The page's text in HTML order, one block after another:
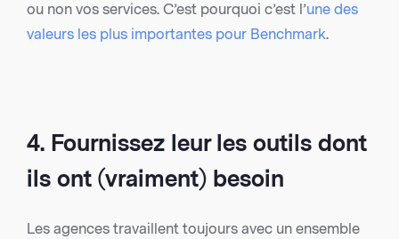
ou non vos services. C’est pourquoi c’est l’une des
valeurs les plus importantes pour Benchmark.
4. Fournissez leur les outils dont
ils ont (vraiment) besoin
Les agences travaillent toujours avec un ensemble